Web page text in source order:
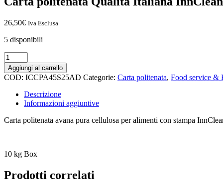
26,50€ Iva Esclusa
5 disponibili
Aggiungi al carrello
COD: ICCPA45S25AD Categorie: Carta politenata, Food service &
Descrizione
Informazioni aggiuntive
Carta politenata avana pura cellulosa per alimenti con stampa
10 kg Box
Prodotti correlati